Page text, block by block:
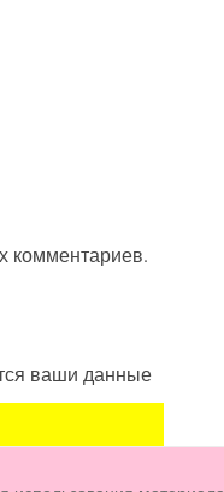
комментариев.
ваши данные